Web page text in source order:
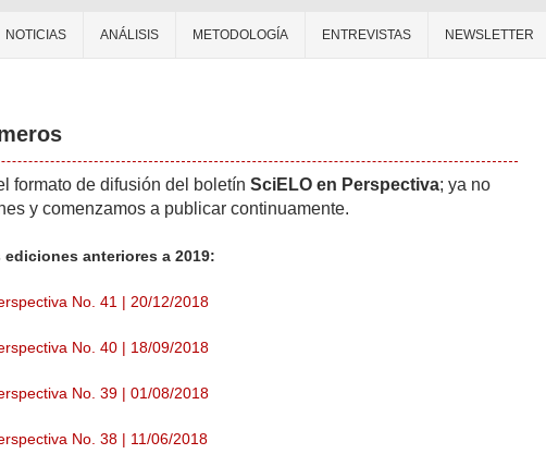
NOTICIAS ANÁLISIS METODOLOGÍA ENTREVISTAS NEWSLETTER
formato de difusión del boletín SciELO en Perspectiva; ya no
y comenzamos a publicar continuamente.
anteriores a 2019:
No. 41 | 20/12/2018
No. 40 | 18/09/2018
No. 39 | 01/08/2018
No. 38 | 11/06/2018